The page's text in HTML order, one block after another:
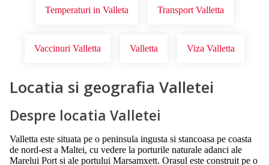
Temperaturi in Valleta Transport Valletta
Vaccinuri Valletta Valletta Viza Valletta
Locatia si geografia Valletei
Despre locatia Valletei
Valletta este situata pe o peninsula ingusta si stancoasa pe coasta
de nord-est a Maltei, cu vedere la porturile naturale adanci ale
Marelui Port si ale portului Marsamxett. Orasul este construit pe o